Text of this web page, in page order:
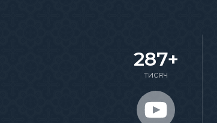
287+
тисяч